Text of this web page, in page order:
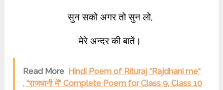
सुन सको अगर तो सुन लो,
मेरे अन्दर की बातें।
Read More Hindi Poem of Rituraj “Rajdhani me“
, “राजधानी में” Complete Poem for Class 9, Class 10